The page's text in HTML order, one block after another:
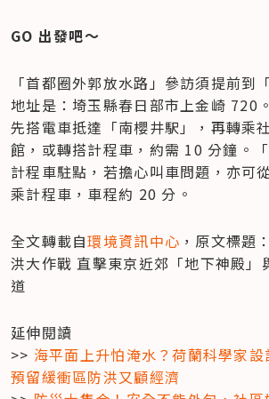
GO 出發吧～
「首都圈外郭放水路」參訪須提前到
地址是：埼玉縣春日部市上金崎 720
先搭電車抵達「南櫻井駅」，再轉乘
館，或轉搭計程車，約需 10 分鐘。
計程車駐點，若擔心叫車問題，亦可
乘計程車，車程約 20 分。
全文轉載自環境資訊中心 ，原文標題
洪大作戰 直擊東京近郊「地下神殿」
道
延伸閱讀
>> 海平面上升怕淹水？荷蘭科學家設
預留緩衝區防洪又顧經濟